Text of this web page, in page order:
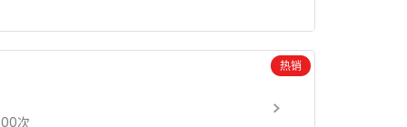
次
热销